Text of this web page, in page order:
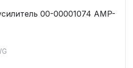
00-00001074 AMP-